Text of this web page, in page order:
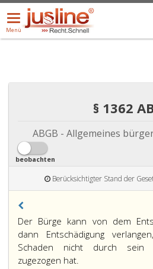
Menü
öffnen/schließen
Menü
ALLE DROPDOWN:
§ 1362
ABGB - Allgemeines
beobachten
Berücksichtigter Stand der
Paragraph
1362,
Der Bürge kann von dem
dann Entschädigung
Schaden nicht durch sein
zugezogen hat.